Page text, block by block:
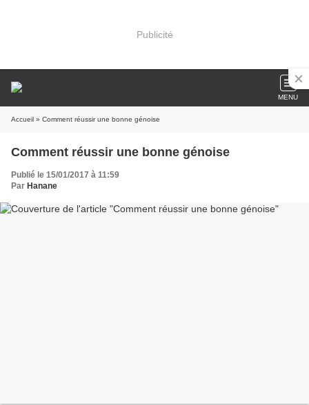
Publicité
MENU
Accueil » Comment réussir une bonne génoise
Comment réussir une bonne génoise
Publié le 15/01/2017 à 11:59
Par Hanane